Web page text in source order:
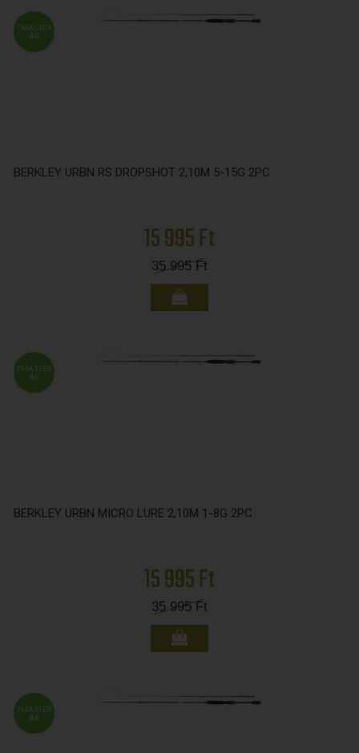
FMASTER
ÁR
BERKLEY URBN RS DROPSHOT 2,10M 5-15G 2PC
15 995 Ft
35 995Ft
FMASTER
ÁR
BERKLEY URBN MICRO LURE 2,10M 1-8G 2PC
15 995 Ft
35 995Ft
FMASTER
ÁR